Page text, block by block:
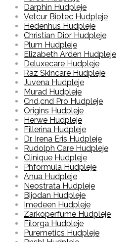
Darphin Hudpleje
Vetcur Biotec Hudpleje
Hedenhus Hudpleje
Christian Dior Hudpleje
Plum Hudpleje
Elizabeth Arden Hudpleje
Deluxecare Hudpleje
Raz Skincare Hudpleje
Juvena Hudpleje
Murad Hudpleje
Cnd,cnd Pro Hudpleje
Origins Hudpleje
Herwe Hudpleje
Fillerina Hudpleje
Dr. Irena Eris Hudpleje
Rudolph Care Hudpleje
Clinique Hudpleje
Phformula Hudpleje
Anua Hudpleje
Neostrata Hudpleje
Bijodan Hudpleje
Imedeen Hudpleje
Zarkoperfume Hudpleje
Filorga Hudpleje
Puremetics Hudpleje